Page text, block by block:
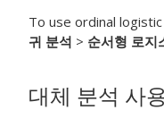
To use ordinal
귀 분석 > 순서형 로지
대체 분석 사